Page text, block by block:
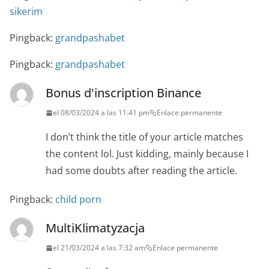
sikerim
Pingback: grandpashabet
Pingback: grandpashabet
Bonus d'inscription Binance
el 08/03/2024 a las 11:41 pm Enlace permanente
I don’t think the title of your article matches
the content lol. Just kidding, mainly because I
had some doubts after reading the article.
Pingback: child porn
MultiKlimatyzacja
el 21/03/2024 a las 7:32 am Enlace permanente